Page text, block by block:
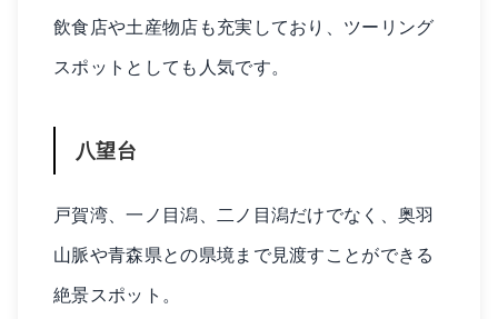
飲食店や土産物店も充実しており、ツーリング
スポットとしても人気です。
八望台
戸賀湾、一ノ目潟、二ノ目潟だけでなく、奥羽
山脈や青森県との県境まで見渡すことができる
絶景スポット。